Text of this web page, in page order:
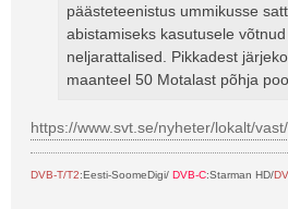
päästeteenistus ummikusse
abistamiseks kasutusele
neljarattalised. Pikkadest
maanteel 50 Motalast põhja
https://www.svt.se/nyheter/lokalt/
DVB-T/T2:Eesti-SoomeDigi/ DVB-C:Starman HD/